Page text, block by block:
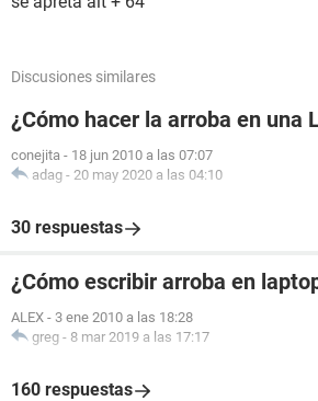
Discusiones similares
¿Cómo hacer la arroba en una
conejita - 18 jun 2010 a las 07:07
adag - 20 may 2020 a las 04:10
30 respuestas
¿Cómo escribir arroba en
ALEX - 3 ene 2010 a las 18:28
greg - 8 mar 2019 a las 17:17
160 respuestas